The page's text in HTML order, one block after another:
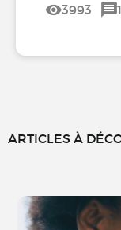
3993
ARTICLES À